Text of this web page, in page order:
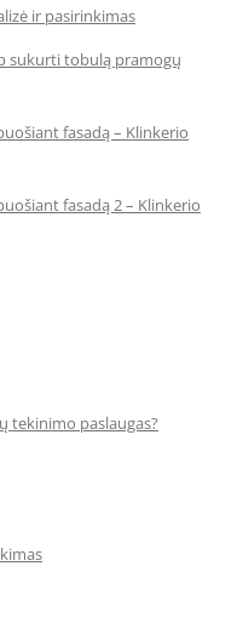
ir pasirinkimas
sukurti tobulą pramogų
fasadą – Klinkerio
fasadą 2 – Klinkerio
tekinimo paslaugas?